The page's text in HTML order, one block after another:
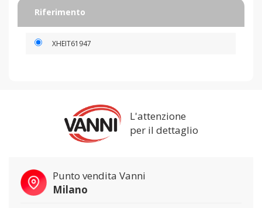
Riferimento
XHEIT61947
L'attenzione
per il dettaglio
Punto vendita Vanni
Milano